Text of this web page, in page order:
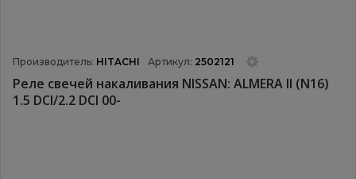
Производитель: HITACHI Артикул: 2502121
Реле свечей накаливания NISSAN: ALMERA II (N16)
1.5 DCI/2.2 DCI 00-